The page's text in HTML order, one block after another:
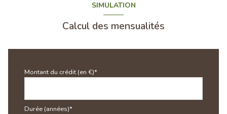
SIMULATION
Calcul des mensualités
Montant du crédit (en €)*
Durée (années)*